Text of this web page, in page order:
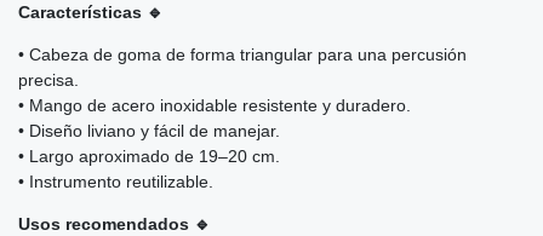
Características 🔹
• Cabeza de goma de forma triangular para una percusión
precisa.
• Mango de acero inoxidable resistente y duradero.
• Diseño liviano y fácil de manejar.
• Largo aproximado de 19–20 cm.
• Instrumento reutilizable.
Usos recomendados 🔹